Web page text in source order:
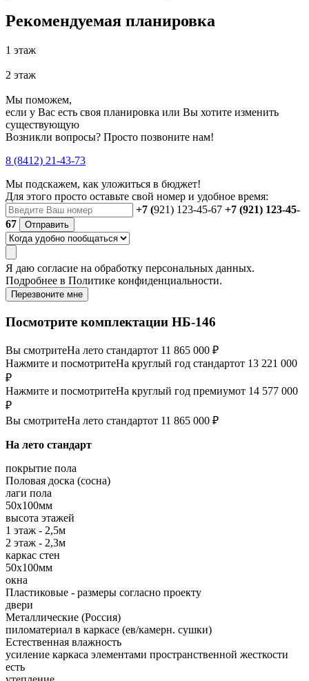
Рекомендуемая планировка
1 этаж
2 этаж
Мы поможем,
если у Вас есть своя планировка или Вы хотите изменить
существующую
Возникли вопросы? Просто позвоните нам!
8 (8412) 21-43-73
Мы подскажем, как уложиться в бюджет!
Для этого просто оставьте свой номер и удобное время:
+7 (921) 123-45-67 +7 (921) 123-45-
67
Отправить
Я даю согласие на обработку персональных данных.
Подробнее в Политике конфиденциальности.
Перезвоните мне
Посмотрите комплектации НБ-146
Вы смотритеНа лето стандартот 11 865 000 ₽
Нажмите и посмотритеНа круглый год стандартот 13 221 000
₽
Нажмите и посмотритеНа круглый год премиумот 14 577 000
₽
Вы смотритеНа лето стандартот 11 865 000 ₽
На лето стандарт
покрытие пола
Половая доска (сосна)
лаги пола
50х100мм
высота этажей
1 этаж - 2,5м
2 этаж - 2,3м
каркас стен
50х100мм
окна
Пластиковые - размеры согласно проекту
двери
Металлические (Россия)
пиломатериал в каркасе (ев/камерн. сушки)
Естественная влажность
усиление каркаса элементами пространственной жесткости
есть